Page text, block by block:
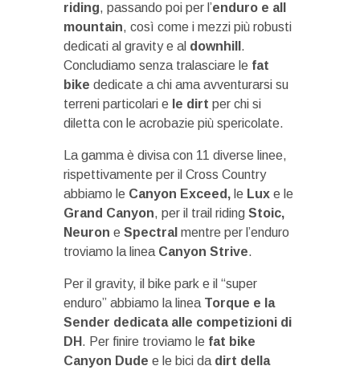
riding, passando poi per l’enduro e all
mountain, così come i mezzi più robusti
dedicati al gravity e al downhill .
Concludiamo senza tralasciare le fat
bike dedicate a chi ama avventurarsi su
terreni particolari e le dirt per chi si
diletta con le acrobazie più spericolate.
La gamma è divisa con 11 diverse linee,
rispettivamente per il Cross Country
abbiamo le Canyon Exceed, le Lux e le
Grand Canyon, per il trail riding Stoic,
Neuron e Spectral mentre per l’enduro
troviamo la linea Canyon Strive.
Per il gravity, il bike park e il “super
enduro” abbiamo la linea Torque e la
Sender dedicata alle competizioni di
DH . Per finire troviamo le fat bike
Canyon Dude e le bici da dirt della